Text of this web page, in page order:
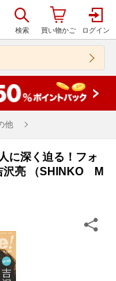
他
に深く迫る！フォ
沢亮 （SHINKO M